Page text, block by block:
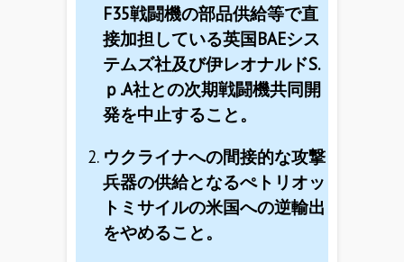
F35戦闘機の部品供給等で直
接加担している英国BAEシス
テムズ社及び伊レオナルドS.
ｐ.A社との次期戦闘機共同開
発を中止すること。
ウクライナへの間接的な攻撃
兵器の供給となるぺトリオッ
トミサイルの米国への逆輸出
をやめること。